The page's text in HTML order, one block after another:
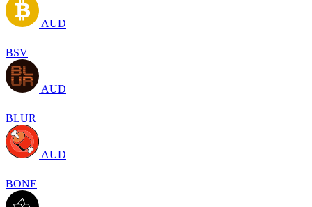
AUD
BSV
AUD
BLUR
AUD
BONE